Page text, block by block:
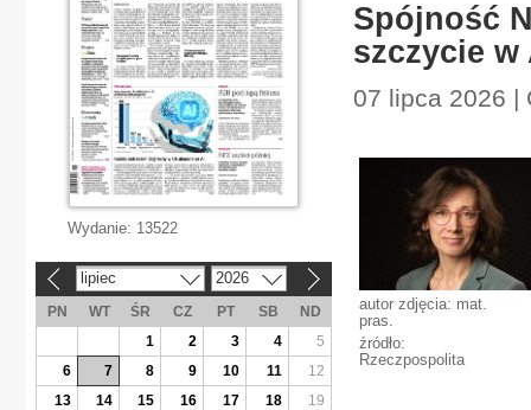
Spójność
szczycie w
07 lipca 2026 |
autor zdjęcia: mat.
pras.
źródło:
Rzeczpospolita
Wydanie: 13522
lipiec 2026
PN WT ŚR CZ PT SB
ND
1
2 3 4
5
6
7 8 9 10 11
12
13
14 15 16 17 18
19